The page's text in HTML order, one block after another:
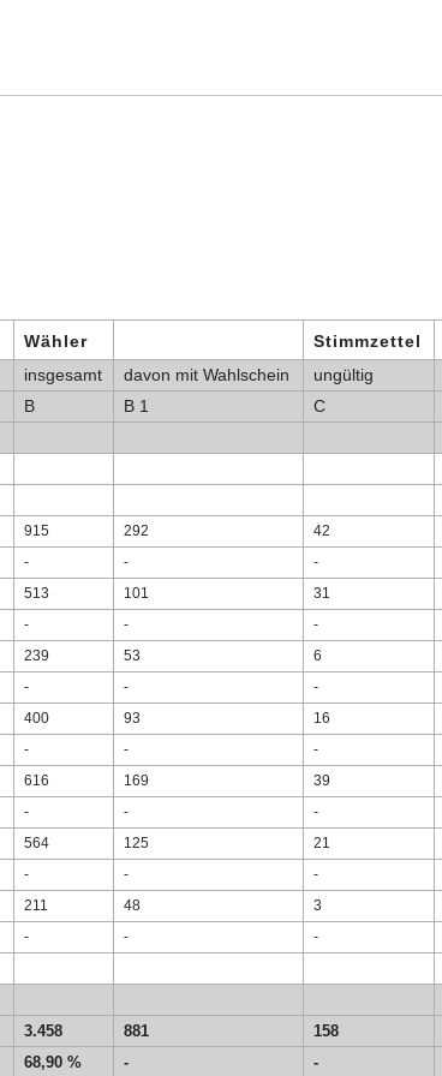
Wähler Stimmzettel
insgesamt davon mit Wahlschein ungültig
B B 1 C
915 292 42
- - -
513 101 31
- - -
239 53 6
- - -
400 93 16
- - -
616 169 39
- - -
564 125 21
- - -
211 48 3
- - -
3.458 881 158
68,90 % - -